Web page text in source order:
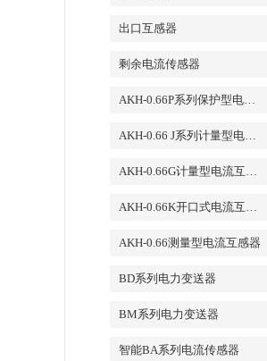
出口互感器
剩余电流传感器
AKH-0.66P系列保护型电流互感器
AKH-0.66 J系列计量型电流互感器
AKH-0.66G计量型电流互感器
AKH-0.66K开口式电流互感器
AKH-0.66测量型电流互感器
BD系列电力变送器
BM系列电力变送器
智能BA系列电流传感器